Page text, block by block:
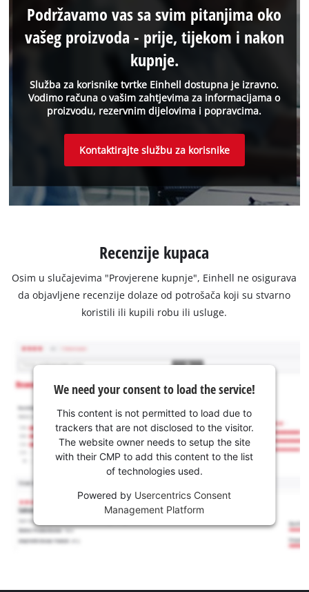
Služba za korisnike tvrtke Einhell dostupna je izravno.
Vodimo računa o vašim zahtjevima za informacijama o
proizvodu, rezervnim dijelovima i popravcima.
Podržavamo vas sa svim pitanjima oko
vašeg proizvoda - prije, tijekom i nakon
kupnje.
Kontaktirajte službu za korisnike
Recenzije kupaca
Osim u slučajevima "Provjerene kupnje", Einhell ne osigurava
da objavljene recenzije dolaze od potrošača koji su stvarno
koristili ili kupili robu ili usluge.
We need your consent to load the service!
This content is not permitted to load due to
trackers that are not disclosed to the visitor.
The website owner needs to setup the site
with their CMP to add this content to the list
of technologies used.
Powered by Usercentrics Consent
Management Platform